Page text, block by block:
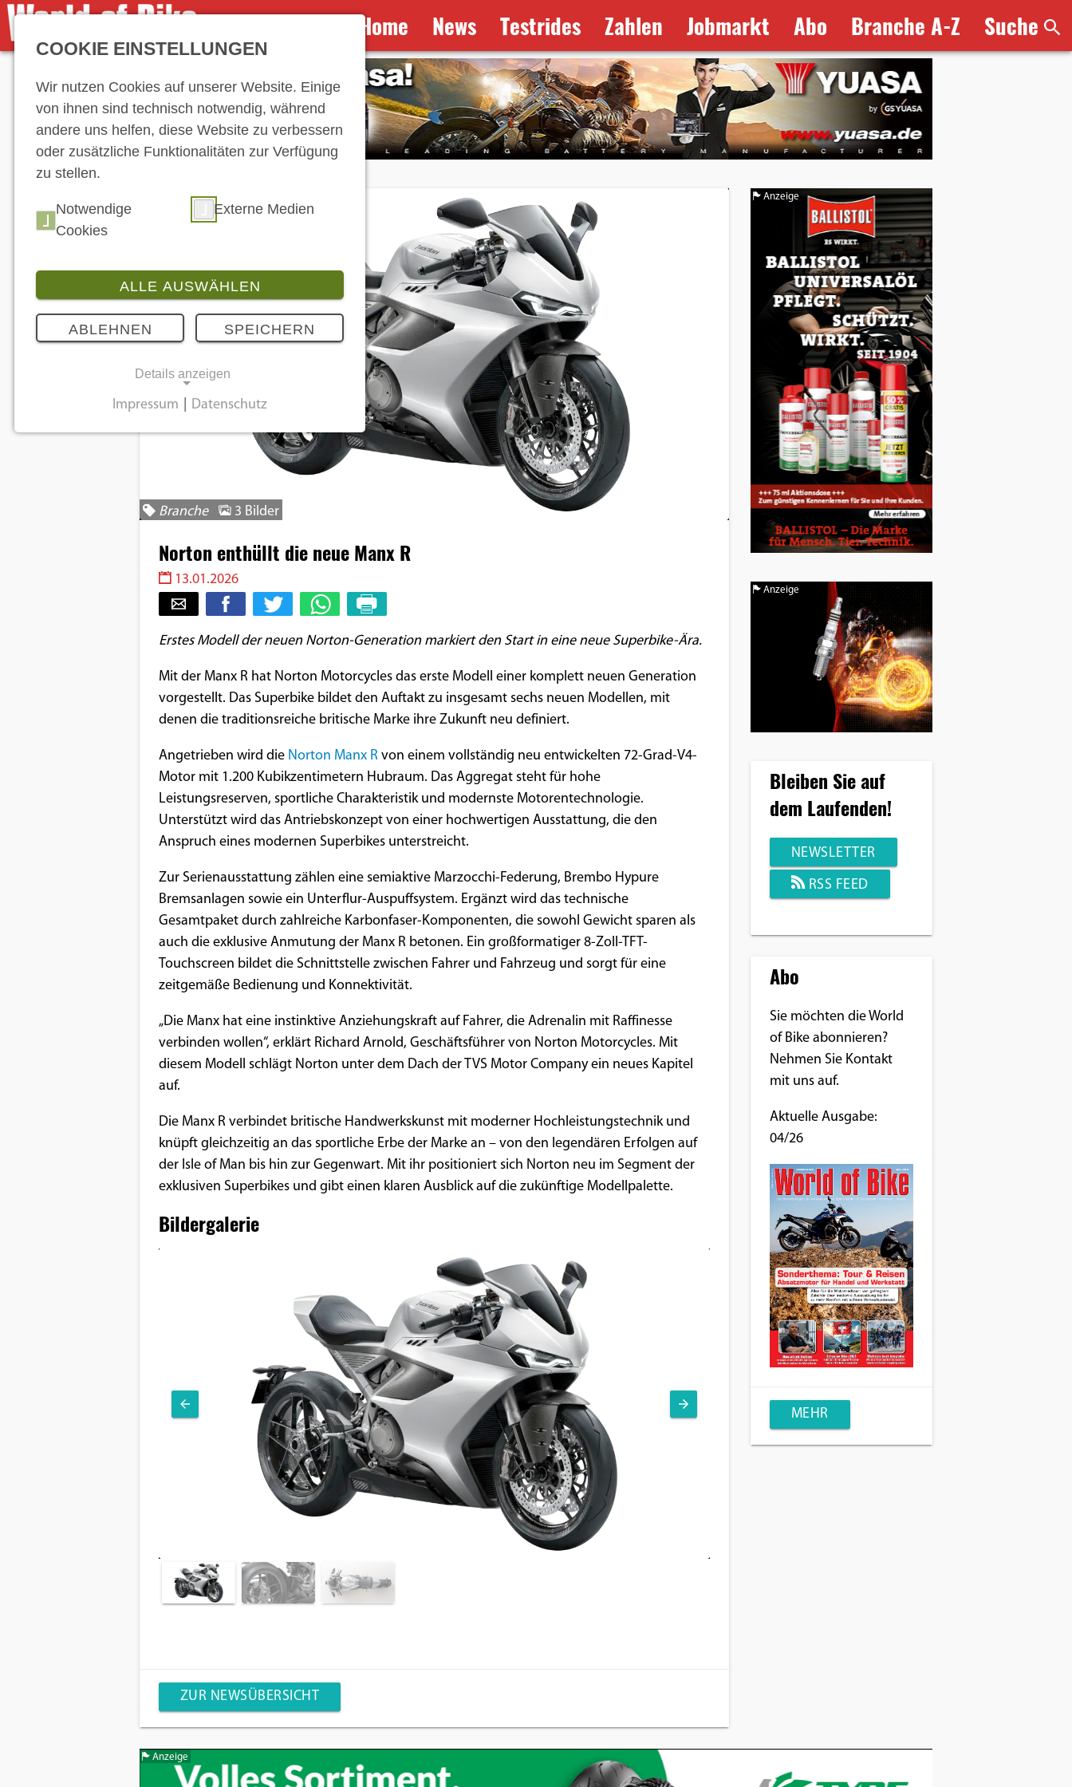
Home News Testrides Zahlen Jobmarkt Abo Branche A-Z Suche
Branche 3 Bilder
Norton enthüllt die neue Manx R
13.01.2026
Erstes Modell der neuen Norton-Generation markiert den Start in eine neue Superbike-Ära.
Mit der Manx R hat Norton Motorcycles das erste Modell einer komplett neuen Generation
vorgestellt. Das Superbike bildet den Auftakt zu insgesamt sechs neuen Modellen, mit
denen die traditionsreiche britische Marke ihre Zukunft neu definiert.
Angetrieben wird die Norton Manx Rvon einem vollständig neu entwickelten 72-Grad-V4-
Motor mit 1.200 Kubikzentimetern Hubraum. Das Aggregat steht für hohe
Leistungsreserven, sportliche Charakteristik und modernste Motorentechnologie.
Unterstützt wird das Antriebskonzept von einer hochwertigen Ausstattung, die den
Anspruch eines modernen Superbikes unterstreicht.
Zur Serienausstattung zählen eine semiaktive Marzocchi-Federung, Brembo Hypure
Bremsanlagen sowie ein Unterflur-Auspuffsystem. Ergänzt wird das technische
Gesamtpaket durch zahlreiche Karbonfaser-Komponenten, die sowohl Gewicht sparen als
auch die exklusive Anmutung der Manx R betonen. Ein großformatiger 8-Zoll-TFT-
Touchscreen bildet die Schnittstelle zwischen Fahrer und Fahrzeug und sorgt für eine
zeitgemäße Bedienung und Konnektivität.
„Die Manx hat eine instinktive Anziehungskraft auf Fahrer, die Adrenalin mit Raffinesse
verbinden wollen“, erklärt Richard Arnold, Geschäftsführer von Norton Motorcycles. Mit
diesem Modell schlägt Norton unter dem Dach der TVS Motor Company ein neues Kapitel
auf.
Die Manx R verbindet britische Handwerkskunst mit moderner Hochleistungstechnik und
knüpft gleichzeitig an das sportliche Erbe der Marke an – von den legendären Erfolgen auf
der Isle of Man bis hin zur Gegenwart. Mit ihr positioniert sich Norton neu im Segment der
exklusiven Superbikes und gibt einen klaren Ausblick auf die zukünftige Modellpalette.
Bildergalerie
ZUR NEWSÜBERSICHT
Anzeige
Anzeige
Bleiben Sie auf
dem Laufenden!
NEWSLETTER
RSS FEED
Abo
Sie möchten die World
of Bike abonnieren?
Nehmen Sie Kontakt
mit uns auf.
Aktuelle Ausgabe:
04/26
MEHR
Anzeige
COOKIE EINSTELLUNGEN
Wir nutzen Cookies auf unserer Website. Einige
von ihnen sind technisch notwendig, während
andere uns helfen, diese Website zu verbessern
oder zusätzliche Funktionalitäten zur Verfügung
zu stellen.
Notwendige
Cookies
Externe Medien
ALLE AUSWÄHLEN
ABLEHNEN SPEICHERN
Details anzeigen
Notwendige Cookies ermöglichen
grundlegende Funktionen und sind für die
Einverständnis-Cookie
Einverständnis-Optionen des
Um Inhalte von Videoplattformen und
Social Media Plattformen anzeigen zu
können, werden von diesen externen
Medien Cookies gesetzt.
Impressum Datenschutz